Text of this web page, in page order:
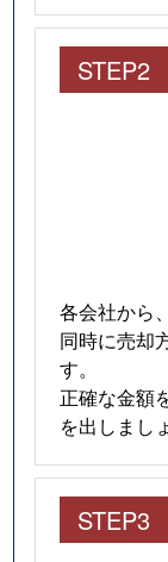
STEP2
各会社から
同時に売却
す。
正確な金額
を出しまし
STEP3